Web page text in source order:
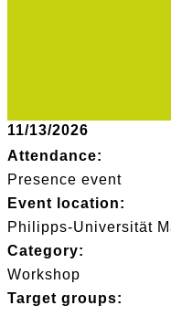
11/13/2026
Attendance:
Presence event
Event location:
Philipps-Universität
Category:
Workshop
Target groups: